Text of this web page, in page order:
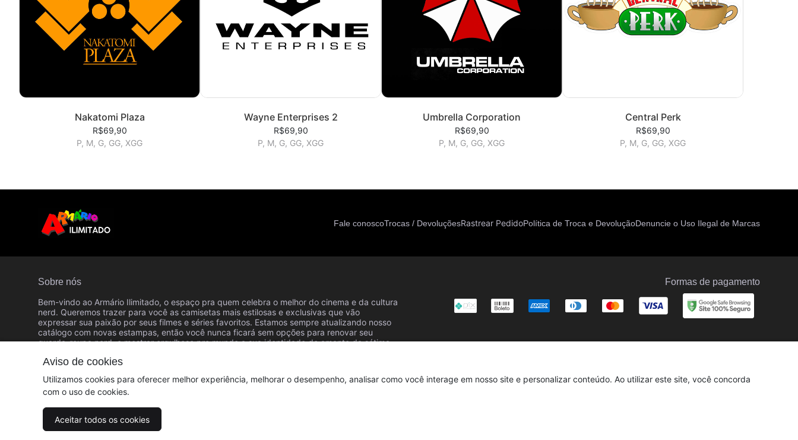
Nakatomi Plaza
R$69,90
P, M, G, GG, XGG
Wayne Enterprises 2
R$69,90
P, M, G, GG, XGG
Umbrella Corporation
R$69,90
P, M, G, GG, XGG
Central Perk
R$69,90
P, M, G, GG, XGG
Aviso de cookies
Utilizamos cookies para oferecer melhor experiência, melhorar o desempenho, analisar como você interage em nosso site e personalizar conteúdo. Ao utilizar este site, você concorda
com o uso de cookies.
Aceitar todos os cookies
Fale conoscoTrocas / DevoluçõesRastrear PedidoPolítica de Troca e DevoluçãoDenuncie o Uso Ilegal de Marcas
Sobre nós
Bem-vindo ao Armário Ilimitado, o espaço pra quem celebra o melhor do cinema e da cultura
nerd. Queremos trazer para você as camisetas mais estilosas e exclusivas que vão
expressar sua paixão por seus filmes e séries favoritos. Estamos sempre atualizando nosso
catálogo com novas estampas, então você nunca ficará sem opções para renovar seu
guarda-roupa nerd, e mostrar orgulhoso pro mundo a sua identidade de amante da sétima
Formas de pagamento
Acompanhe-nos: